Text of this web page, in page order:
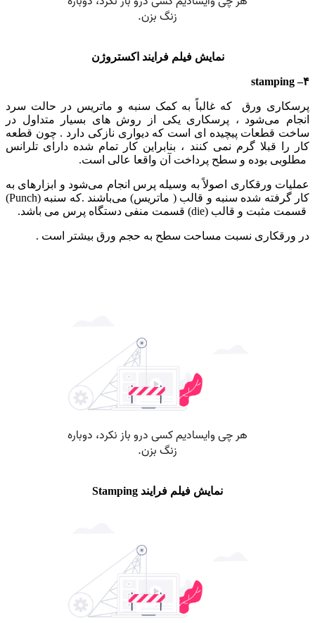
نمایش فیلم فرایند اکستروژن
۴– stamping
پرسکاری ورق که غالباً به کمک سنبه و ماتریس در حالت سرد
انجام می‌شود ، پرسکاری یکی از روش های بسیار متداول در
ساخت قطعات پیچیده ای است که دیواری نازکی دارد . چون قطعه
کار را قبلا گرم نمی کنند ، بنابراین کار تمام شده دارای تلرانس
مطلوبی بوده و سطح پرداخت آن واقعا عالی است.
عملیات ورقکاری اصولاً به وسیله پرس انجام می‌شود و ابزارهای به
کار گرفته شده سنبه و قالب ( ماتریس) می‌باشند .که سنبه (Punch)
قسمت مثبت و قالب (die) قسمت منفی دستگاه پرس می باشد.
در ورقکاری نسبت مساحت سطح به حجم ورق بیشتر است .
نمایش فیلم فرایند Stamping